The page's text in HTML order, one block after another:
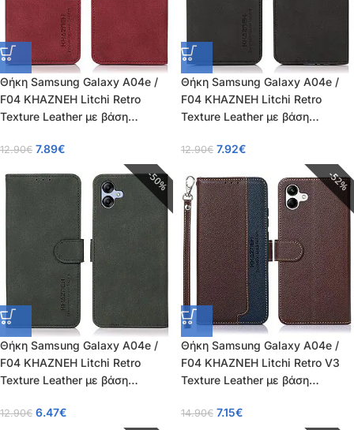
Θήκη Samsung Galaxy A04e /
F04 KHAZNEH Litchi Retro
Texture Leather με βάση
μαγνητικό κούμπωμα κόκκινο
12.90€ 7.89€
Θήκη Samsung Galaxy A04e /
F04 KHAZNEH Litchi Retro
Texture Leather με βάση
μαγνητικό κούμπωμα μαύρο
12.90€ 7.92€
50%
Θήκη Samsung Galaxy A04e /
F04 KHAZNEH Litchi Retro
Texture Leather με βάση
μαγνητικό κούμπωμα πράσινο
12.90€ 6.47€
52%
Θήκη Samsung Galaxy A04e /
F04 KHAZNEH Litchi Retro V3
Texture Leather με βάση
μαγνητικό κούμπωμα καφέ
14.90€ 7.15€